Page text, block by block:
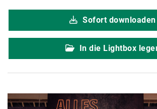
Kostenwahrheit
Sofort downloaden
In die Lightbox